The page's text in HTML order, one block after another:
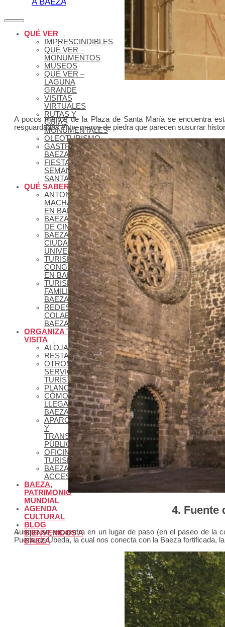
QUÉ VER
IMPRESCINDIBLES
QUÉ VER –
MONUMENTOS
MUSEOS
QUÉ VER –
LAGUNA
GRANDE
VISITAS
VIRTUALES
RUTAS Y
GUÍAS
MONUMENTALES
OLEOTURISMO
GASTRONOMÍA
BAEZANA
FIESTAS Y
SEMANA
SANTA
QUÉ SABER
ANTONIO
MACHADO
EN BAEZA
BAEZA PLATÓ
DE CINE
BAEZA,
CIUDAD
UNIVERSITARIA
TURISMO DE
CONGRESOS
EN BAEZA
TURISMO
FAMILIAR EN
BAEZA
REDES
COLABORATIVAS
BAEZA
ORGANIZA TU
VISITA
ALOJAMIENTOS
RESTAURANTES
OTROS
SERVICIOS
TURÍSTICOS
PLANOS
CÓMO
LLEGAR A
BAEZA
APARCAMIENTO
Y
TRANSPORTE
PÚBLICO
OFICINA DE
TURISMO
BAEZA
ACCESIBLE
BAEZA,
PATRIMONIO
MUNDIAL
AGENDA
CULTURAL
BLOG
BIENVENIDOS A
BAEZA
A pocos metros de la Plaza de Santa María se encuentra
resguardados entre muros de piedra que parecen susurrar
4. Fuente
Aunque se encuentra en un lugar de paso (en el paseo de la
Puerta de Úbeda, la cual nos conecta con la Baeza fortificada,